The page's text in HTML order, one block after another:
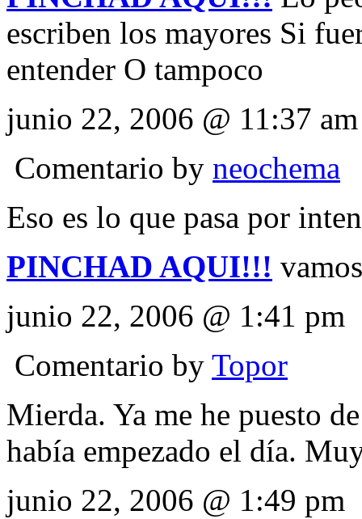
escriben los mayores Si
entender O tampoco
junio 22, 2006 @ 11:37 am
Comentario by neochema
Eso es lo que pasa por
PINCHAD AQUI!!!
junio 22, 2006 @ 1:41 pm
Comentario by Topor
Mierda. Ya me he puesto
había empezado el día.
junio 22, 2006 @ 1:49 pm